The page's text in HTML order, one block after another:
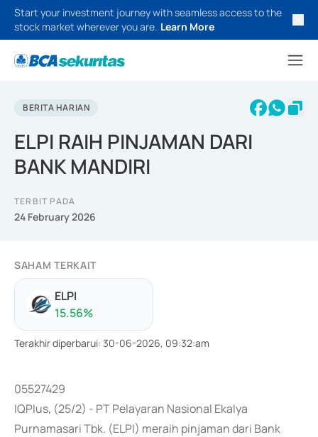
Start your investment journey with seamless access to the
stock market wherever you are. Learn More
BERITA HARIAN
ELPI RAIH PINJAMAN DARI
BANK MANDIRI
TERBIT PADA
24 February 2026
SAHAM TERKAIT
ELPI
15.56%
Terakhir diperbarui: 30-06-2026, 09:32:am
05527429
IQPlus, (25/2) - PT Pelayaran Nasional Ekalya
Purnamasari Tbk. (ELPI) meraih pinjaman dari Bank